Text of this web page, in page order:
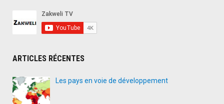
ARTICLES RÉCENTES
Les pays en voie de développement